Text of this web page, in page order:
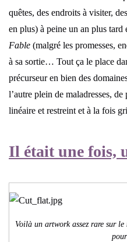
quêtes, des endroits à visiter,
en plus) à peine un an plus
Fable (malgré les promesses,
à sa sortie… Tout ça le place
précurseur en bien des
l’autre plein de maladresses,
linéaire et restreint et à la fois
Il était une fois,
Voilà un artwork assez rare sur